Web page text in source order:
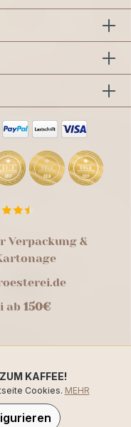
Verpackung &
ab 150€
KAFFEE!
Cookies. MEHR